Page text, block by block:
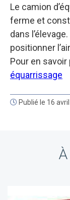
Le camion
ferme et
dans
positionner
Pour en
équarrissage
Publié le 16